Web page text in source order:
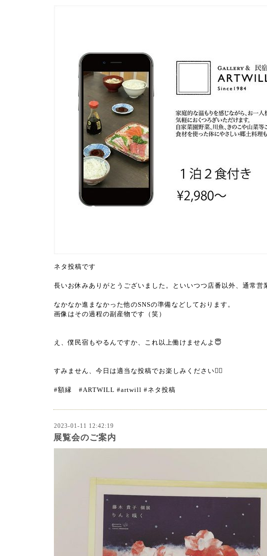
ネタ投稿です
長いお休みありがとうございました。といいつつ店番以外、通常営
なかなか進まなかった他のSNSの準備などしております。
画像はその過程の副産物です（笑）
え、僕民宿もやるんですか、これ以上働けませんよ😇
すみません、今日は適当な投稿でお楽しみください🙇‍♂️
#額縁 #ARTWILL #artwill #ネタ投稿
2023-01-11 12:42:19
展覧会のご案内